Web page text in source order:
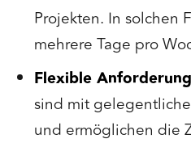
Projekten. In solchen
mehrere Tage pro
Flexible
sind mit
und ermöglichen die